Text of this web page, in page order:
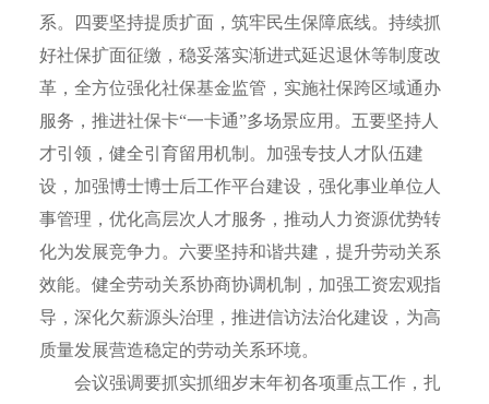
系。四要坚持提质扩面，筑牢民生保障底线。持续抓
好社保扩面征缴，稳妥落实渐进式延迟退休等制度改
革，全方位强化社保基金监管，实施社保跨区域通办
服务，推进社保卡“一卡通”多场景应用。五要坚持人
才引领，健全引育留用机制。加强专技人才队伍建
设，加强博士博士后工作平台建设，强化事业单位人
事管理，优化高层次人才服务，推动人力资源优势转
化为发展竞争力。六要坚持和谐共建，提升劳动关系
效能。健全劳动关系协商协调机制，加强工资宏观指
导，深化欠薪源头治理，推进信访法治化建设，为高
质量发展营造稳定的劳动关系环境。
会议强调要抓实抓细岁末年初各项重点工作，扎